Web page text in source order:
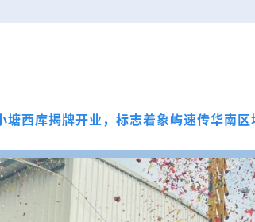
西库揭牌开业，标志着象屿速传华南区